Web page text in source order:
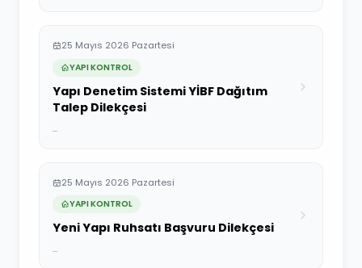
25 Mayıs 2026 Pazartesi
YAPI KONTROL
Yapı Denetim Sistemi YİBF Dağıtım
Talep Dilekçesi
...
25 Mayıs 2026 Pazartesi
YAPI KONTROL
Yeni Yapı Ruhsatı Başvuru Dilekçesi
...